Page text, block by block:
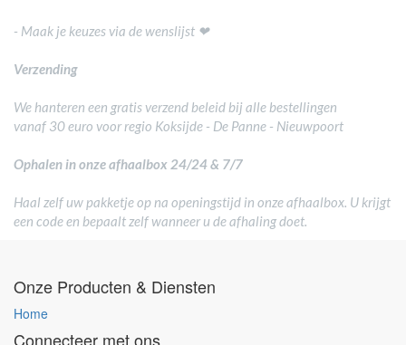
- Maak je keuzes via de wenslijst ❤
Verzending
We hanteren een gratis verzend beleid bij alle bestellingen
vanaf 30 euro voor regio Koksijde - De Panne - Nieuwpoort
Ophalen in onze afhaalbox 24/24 & 7/7
Haal zelf uw pakketje op na openingstijd in onze afhaalbox. U krijgt
een code en bepaalt zelf wanneer u de afhaling doet.
Onze Producten & Diensten
Home
Connecteer met ons